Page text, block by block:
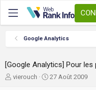
Google Analytics
[Google Analytics] Pour
A
vierouch
D
27 Août 2009